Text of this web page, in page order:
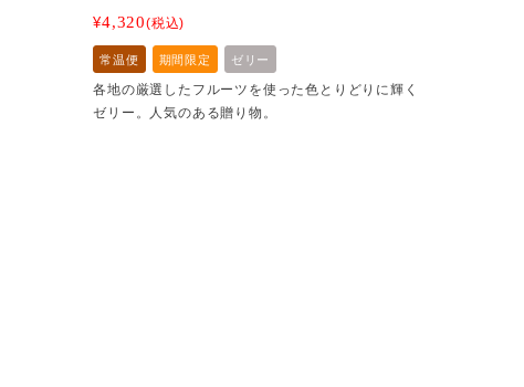
¥4,320 税込
常温便 期間限定 ゼリー
各地の厳選したフルーツを使った色とりどりに輝く
ゼリー。人気のある贈り物。